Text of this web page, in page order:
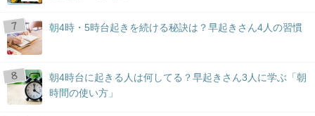
朝4時・5時台起きを続ける秘訣は？早起きさん4人の習慣
朝4時台に起きる人は何してる？早起きさん3人に学ぶ「朝
時間の使い方」